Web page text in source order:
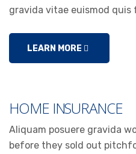
gravida vitae euismod quis
LEARN MORE
HOME INSURANCE
Aliquam posuere gravida
before they sold out